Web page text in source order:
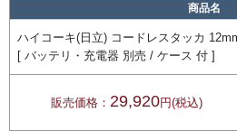
商品名
ハイコーキ(日立) コードレスタッカ
[ バッテリ・充電器 別売 / ケース 付 ]
販売価格： 29,920円(税込)